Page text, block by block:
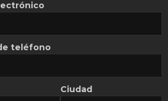
FLASH NEWS
Mercado Libre por costos
10 MARZO, 2026
teléfono
Ciudad